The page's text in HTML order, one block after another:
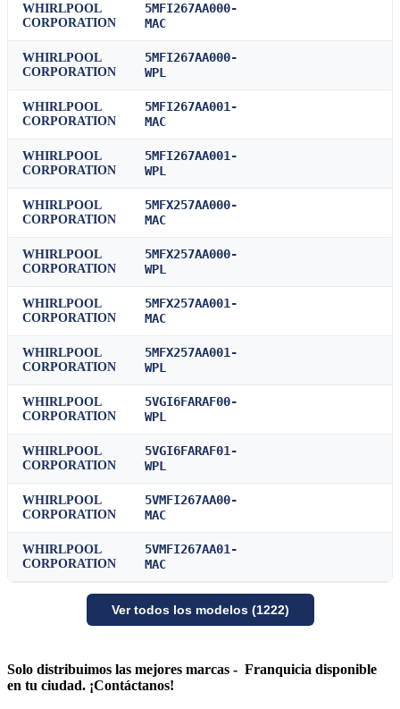
WHIRLPOOL
CORPORATION
5MFI267AA000-
MAC
WHIRLPOOL
CORPORATION
5MFI267AA000-
WPL
WHIRLPOOL
CORPORATION
5MFI267AA001-
MAC
WHIRLPOOL
CORPORATION
5MFI267AA001-
WPL
WHIRLPOOL
CORPORATION
5MFX257AA000-
MAC
WHIRLPOOL
CORPORATION
5MFX257AA000-
WPL
WHIRLPOOL
CORPORATION
5MFX257AA001-
MAC
WHIRLPOOL
CORPORATION
5MFX257AA001-
WPL
WHIRLPOOL
CORPORATION
5VGI6FARAF00-
WPL
WHIRLPOOL
CORPORATION
5VGI6FARAF01-
WPL
WHIRLPOOL
CORPORATION
5VMFI267AA00-
MAC
WHIRLPOOL
CORPORATION
5VMFI267AA01-
MAC
Ver todos los modelos (1222)
Solo distribuimos las mejores marcas - Franquicia disponible
en tu ciudad. ¡Contáctanos!